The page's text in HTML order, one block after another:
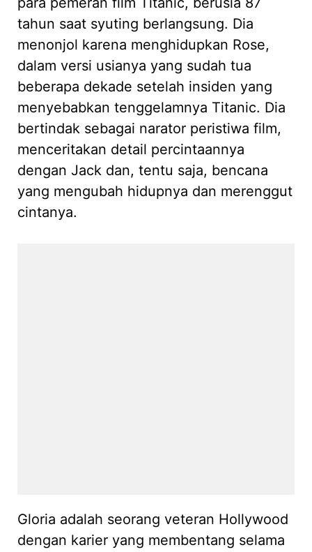
tahun saat syuting berlangsung. Dia
menonjol karena menghidupkan Rose,
dalam versi usianya yang sudah tua
beberapa dekade setelah insiden yang
menyebabkan tenggelamnya Titanic. Dia
bertindak sebagai narator peristiwa film,
menceritakan detail percintaannya
dengan Jack dan, tentu saja, bencana
yang mengubah hidupnya dan merenggut
cintanya.
Gloria adalah seorang veteran Hollywood
dengan karier yang membentang selama